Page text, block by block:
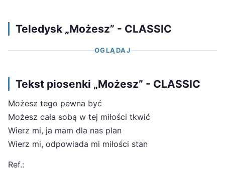
Teledysk „Możesz” - CLASSIC
OGLĄDAJ
Tekst piosenki „Możesz” - CLASSIC
Możesz tego pewna być
Możesz cała sobą w tej miłości tkwić
Wierz mi, ja mam dla nas plan
Wierz mi, odpowiada mi miłości stan
Ref.: